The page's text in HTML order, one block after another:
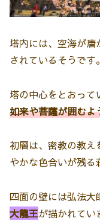
塔内には、空海が唐
されているそうです。
塔の中心をとおって
如来や菩薩が囲むよ
初層は、密教の教え
やかな色合いが残る
四面の壁には弘法大
大龍王が描かれてい